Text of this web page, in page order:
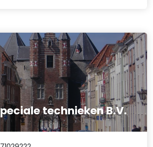
technieken B.V.